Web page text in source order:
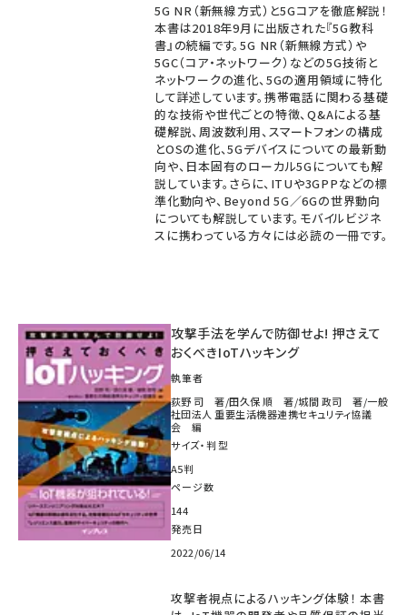
5G NR（新無線方式）と5Gコアを徹底解説！
本書は2018年9月に出版された『5G教科
書』の続編です。5G NR（新無線方式）や
5GC（コア・ネットワーク）などの5G技術と
ネットワークの進化、5Gの適用領域に特化
して詳述しています。携帯電話に関わる基礎
的な技術や世代ごとの特徴、Q&Aによる基
礎解説、周波数利用、スマートフォンの構成
とOSの進化、5Gデバイスについての最新動
向や、日本固有のローカル5Gについても解
説しています。さらに、ITUや3GPPなどの標
準化動向や、Beyond 5G／6Gの世界動向
についても解説しています。モバイルビジネ
スに携わっている方々には必読の一冊です。
攻撃手法を学んで防御せよ! 押さえて
おくべきIoTハッキング
執筆者
荻野 司 著/田久保 順 著/城間 政司 著/一般
社団法人 重要生活機器連携セキュリティ協議
会 編
サイズ・判型
A5判
ページ数
144
発売日
2022/06/14
攻撃者視点によるハッキング体験！ 本書